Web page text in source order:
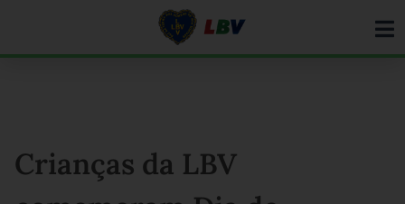
Crianças da LBV